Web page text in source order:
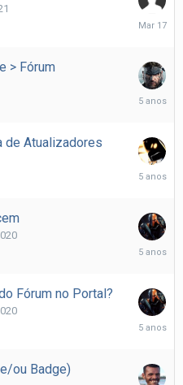
Março
> Fórum
Julho
de Atualizadores
Julho
Outubro
Fórum no Portal?
Outubro
ou Badge)